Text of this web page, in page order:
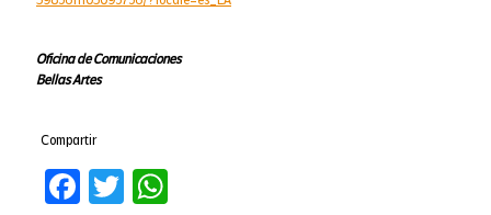
Oficina de Comunicaciones
Bellas Artes
Compartir
Facebook
TwitterWhatsApp